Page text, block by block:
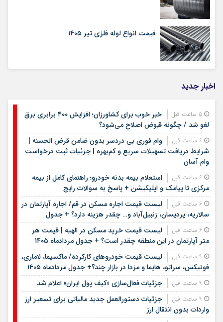
قیمت انواع لوله فلزی تیر ۱۴۰۵
اخبار جدید
خبر خوب برای کشاورزان؛ افزایش ۴۰۰ برابری برق
لغو شد / چگونه قبوض اصلاح می‌شود؟
وام فوری بی دردسر بدون ضامن قرض الحسنه |
شرایط دریافت تسهیلات سریع و کم‌بهره | جزئیات ثبت درخواست
وام آسان
استعلام بیمه بدنه خودرو؛ راهنمای کامل از بیمه
مرکزی تا پیامک و اپلیکیشن + پاسخ به سوالات رایج
لیست قیمت اجاره مسکن در قم/ اجاره آپارتمان در
سالاریه، پردیسان، زنبیل‌آباد و… چقدر هزینه دارد؟ + جدول
لیست قیمت خرید مسکن در الهیه | قیمت هر
متر آپارتمان در این منطقه چقدر است؟ + جدول مردادماه ۱۴۰۵
لیست قیمت خودروهای کارکرده/ ماکسیما، لاماری،
فونیکس، سراتو، هایما و مزدا در بازار چند؟+ جدول مردادماه ۱۴۰۵
جزئیات فعال‌سازی «کیف پول ایران» اعلام شد
جزئیات دستورالعمل جدید مالیاتی برای تسعیر ارز
واردات بدون انتقال ارز